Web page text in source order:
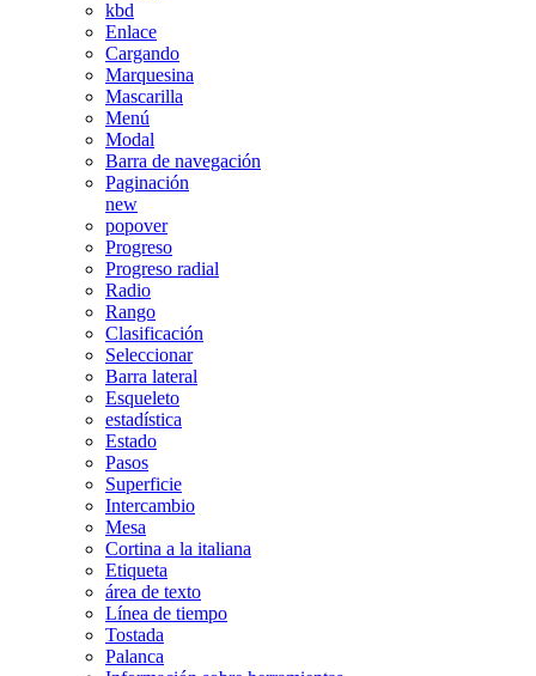
kbd
Enlace
Cargando
Marquesina
Mascarilla
Menú
Modal
Barra de navegación
Paginación
new
popover
Progreso
Progreso radial
Radio
Rango
Clasificación
Seleccionar
Barra lateral
Esqueleto
estadística
Estado
Pasos
Superficie
Intercambio
Mesa
Cortina a la italiana
Etiqueta
área de texto
Línea de tiempo
Tostada
Palanca